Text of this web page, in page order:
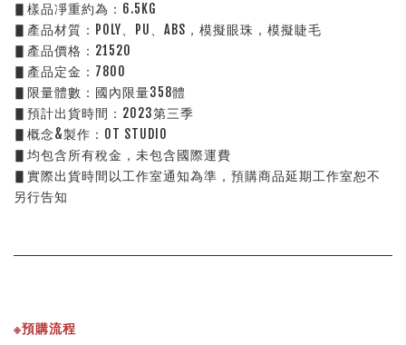
▋樣品凈重約為：6.5KG
▋產品材質：POLY、PU、ABS，模擬眼珠，模擬睫毛
▋產品價格：21520
▋產品定金：7800
▋限量體數：國內限量358體
▋預計出貨時間：2023第三季
▋概念&製作：OT STUDIO
▋均包含所有稅金，未包含國際運費
▋實際出貨時間以工作室通知為準，預購商品延期工作室恕不
另行告知
※預購流程